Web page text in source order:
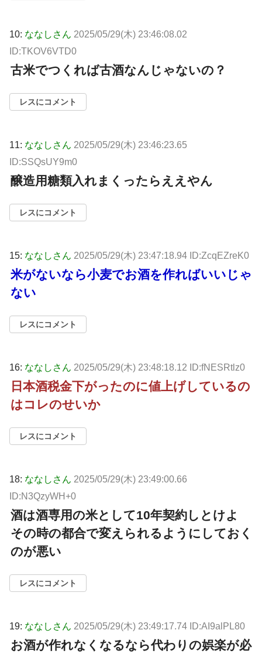
10: ななしさん 2025/05/29(木) 23:46:08.02
ID:TKOV6VTD0
古米でつくれば古酒なんじゃないの？
レスにコメント
11: ななしさん 2025/05/29(木) 23:46:23.65
ID:SSQsUY9m0
醸造用糖類入れまくったらええやん
レスにコメント
15: ななしさん 2025/05/29(木) 23:47:18.94 ID:ZcqEZreK0
米がないなら小麦でお酒を作ればいいじゃ
ない
レスにコメント
16: ななしさん 2025/05/29(木) 23:48:18.12 ID:fNESRtlz0
日本酒税金下がったのに値上げしているの
はコレのせいか
レスにコメント
18: ななしさん 2025/05/29(木) 23:49:00.66
ID:N3QzyWH+0
酒は酒専用の米として10年契約しとけよ
その時の都合で変えられるようにしておく
のが悪い
レスにコメント
19: ななしさん 2025/05/29(木) 23:49:17.74 ID:AI9alPL80
お酒が作れなくなるなら代わりの娯楽が必